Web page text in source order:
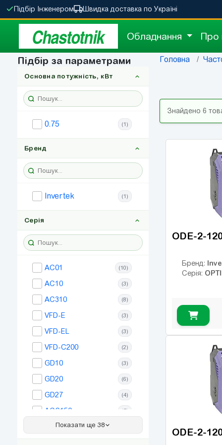
Підбір Інженером Швидка доставка по Україні
Chastotnik Обладнання Про
Підбір за параметрами
Основна потужність, кВт
0.75 (1)
Бренд
Invertek (1)
Серія
AC01 (10)
AC10 (3)
AC310 (8)
VFD-E (3)
VFD-EL (3)
VFD-C200 (2)
GD10 (3)
GD20 (6)
GD27 (4)
ACS150 (5)
GD28Показати ще 38
Головна
Знайдено 6
ODE-2-
Бренд:
Серія:
ODE-2-